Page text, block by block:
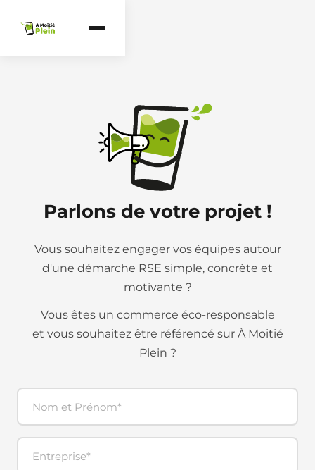
Parlons de votre projet !
Vous souhaitez engager vos équipes autour
d'une démarche RSE simple, concrète et
motivante ?
Vous êtes un commerce éco-responsable
et vous souhaitez être référencé sur À Moitié
Plein ?